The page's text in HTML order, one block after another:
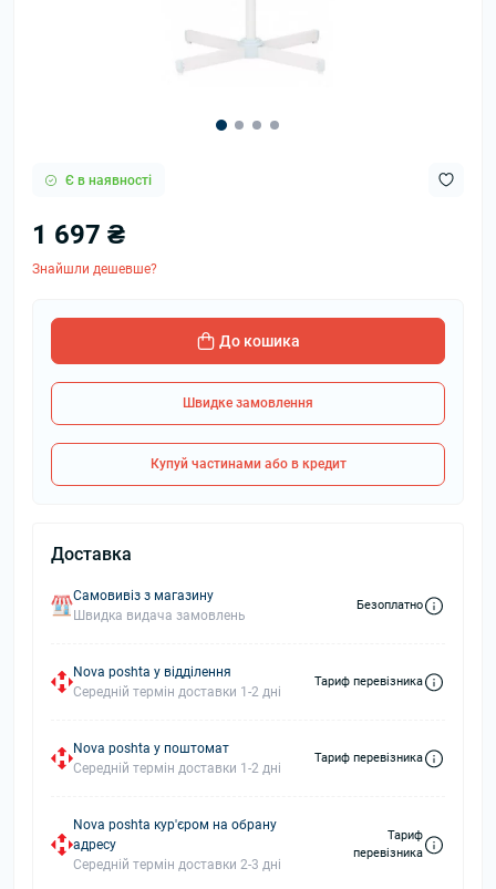
Є в наявності
1 697 ₴
Знайшли дешевше?
До кошика
Швидке замовлення
Купуй частинами або в кредит
Доставка
Самовивіз з магазину
Швидка видача замовлень
Безоплатно
Nova poshta у відділення
Середній термін доставки 1-2 дні
Тариф перевізника
Nova poshta у поштомат
Середній термін доставки 1-2 дні
Тариф перевізника
Nova poshta кур'єром на обрану
адресу
Середній термін доставки 2-3 дні
Тариф
перевізника